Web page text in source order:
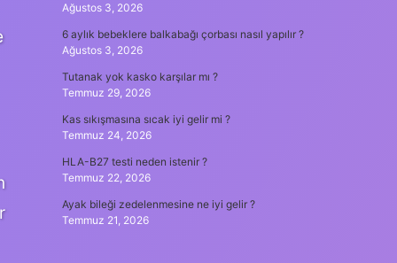
Ağustos 3, 2026
6 aylık bebeklere balkabağı çorbası nasıl yapılır ?
Ağustos 3, 2026
Tutanak yok kasko karşılar mı ?
Temmuz 29, 2026
Kas sıkışmasına sıcak iyi gelir mi ?
Temmuz 24, 2026
HLA-B27 testi neden istenir ?
Temmuz 22, 2026
Ayak bileği zedelenmesine ne iyi gelir ?
Temmuz 21, 2026